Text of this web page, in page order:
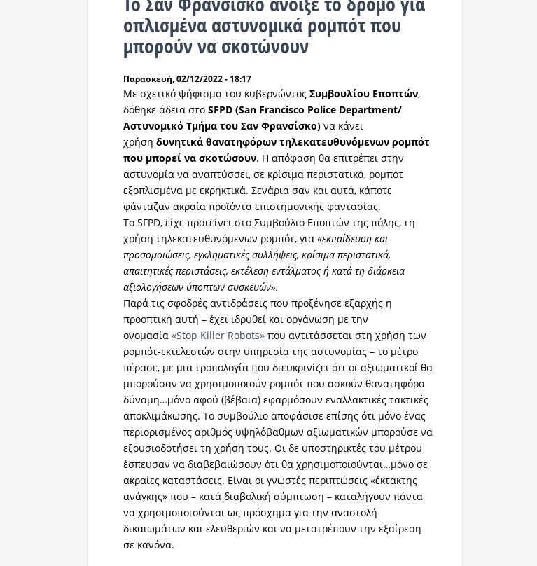
οπλισμένα αστυνομικά ρομπότ που
μπορούν να σκοτώνουν
Παρασκευή, 02/12/2022 - 18:17
Με σχετικό ψήφισμα του κυβερνώντοςΣυμβουλίου Εποπτών,
δόθηκε άδεια στοSFPD (San Francisco Police Department/
Αστυνομικό Τμήμα του Σαν Φρανσίσκο) να κάνει
χρήσηδυνητικά θανατηφόρων τηλεκατευθυνόμενων ρομπότ
που μπορεί να σκοτώσουν. Η απόφαση θα επιτρέπει στην
αστυνομία να αναπτύσσει, σε κρίσιμα περιστατικά, ρομπότ
εξοπλισμένα με εκρηκτικά. Σενάρια σαν και αυτά, κάποτε
φάνταζαν ακραία προϊόντα επιστημονικής φαντασίας.
Το SFPD, είχε προτείνει στο Συμβούλιο Εποπτών της πόλης, τη
χρήση τηλεκατευθυνόμενων ρομπότ, για«εκπαίδευση και
προσομοιώσεις, εγκληματικές συλλήψεις, κρίσιμα περιστατικά,
απαιτητικές περιστάσεις, εκτέλεση εντάλματος ή κατά τη διάρκεια
αξιολογήσεων ύποπτων συσκευών».
Παρά τις σφοδρές αντιδράσεις που προξένησε εξαρχής η
προοπτική αυτή – έχει ιδρυθεί και οργάνωση με την
ονομασία«Stop Killer Robots» που αντιτάσσεται στη χρήση των
ρομπότ-εκτελεστών στην υπηρεσία της αστυνομίας – το μέτρο
πέρασε, με μια τροπολογία που διευκρινίζει ότι οι αξιωματικοί θα
μπορούσαν να χρησιμοποιούν ρομπότ που ασκούν θανατηφόρα
δύναμη…μόνο αφού (βέβαια) εφαρμόσουν εναλλακτικές τακτικές
αποκλιμάκωσης. Το συμβούλιο αποφάσισε επίσης ότι μόνο ένας
περιορισμένος αριθμός υψηλόβαθμων αξιωματικών μπορούσε να
εξουσιοδοτήσει τη χρήση τους. Οι δε υποστηρικτές του μέτρου
έσπευσαν να διαβεβαιώσουν ότι θα χρησιμοποιούνται…μόνο σε
ακραίες καταστάσεις. Είναι οι γνωστές περιπτώσεις «έκτακτης
ανάγκης» που – κατά διαβολική σύμπτωση – καταλήγουν πάντα
να χρησιμοποιούνται ως πρόσχημα για την αναστολή
δικαιωμάτων και ελευθεριών και να μετατρέπουν την εξαίρεση
σε κανόνα.